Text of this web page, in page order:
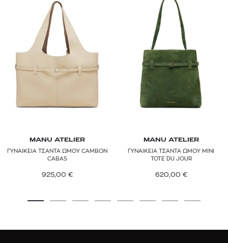
MANU ATELIER
ΓΥΝΑΙΚΕΙΑ ΤΣΑΝΤΑ ΩΜΟΥ CAMBON
CABAS
925,00 €
MANU ATELIER
ΓΥΝΑΙΚΕΙΑ ΤΣΑΝΤΑ ΩΜΟΥ MINI
TOTE DU JOUR
620,00 €